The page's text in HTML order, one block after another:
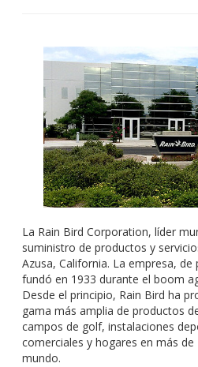
La Rain Bird Corporation, líder
suministro de productos y
Azusa, California. La empresa, de
fundó en 1933 durante el boom
Desde el principio, Rain Bird ha
gama más amplia de productos
campos de golf, instalaciones
comerciales y hogares en más
mundo.